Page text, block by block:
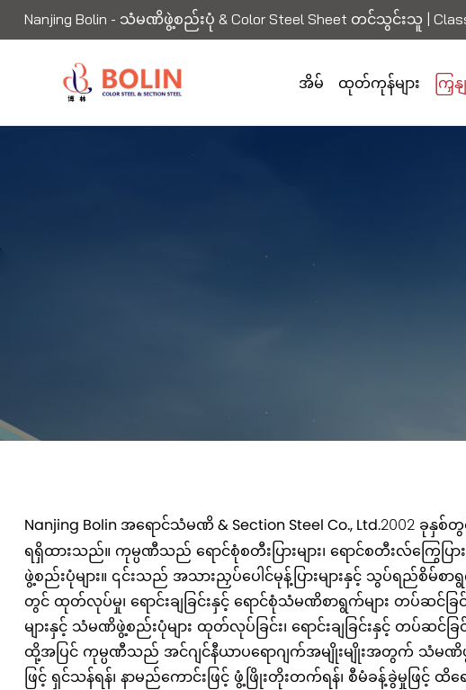
Nanjing Bolin - သံမဏိဖွဲ့စည်းပုံ & Color Steel Sheet တင်သွင်းသူ |
အိမ် ထုတ်ကုန်များ ကြှ
Nanjing Bolin အရောင်သံမဏိ & Section Steel Co., Ltd.2002 ခုနှ
ရရှိထားသည်။ ကုမ္ပဏီသည် ရောင်စုံစတီးပြားများ၊ ရောင်စတီးလ်ကြွေပြ
ဖွဲ့စည်းပုံများ။ ၎င်းသည် အသားညှပ်ပေါင်မုန့်ပြားများနှင့် သွပ်ရည်
တွင် ထုတ်လုပ်မှု၊ ရောင်းချခြင်းနှင့် ရောင်စုံသံမဏိစာရွက်များ တပ်ဆင်ခြ
များနှင့် သံမဏိဖွဲ့စည်းပုံများ ထုတ်လုပ်ခြင်း၊ ရောင်းချခြင်းနှင့် တပ်ဆင်
ထို့အပြင် ကုမ္ပဏီသည် အင်ဂျင်နီယာပရောဂျက်အမျိုးမျိုးအတွက် သံမ
ဖြင့် ရှင်သန်ရန်၊ နာမည်ကောင်းဖြင့် ဖွံ့ဖြိုးတိုးတက်ရန်၊ စီမံခန့်ခွဲမှုဖြင့်